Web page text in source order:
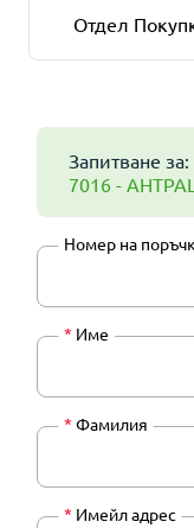
Отдел
Запитване за:
7016 -
Номер на
* Име
* Фамилия
* Имейл адрес